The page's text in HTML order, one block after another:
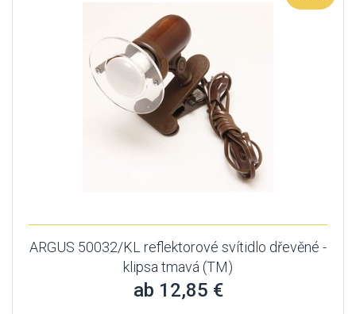
ARGUS 50032/KL reflektorové svítidlo dřevěné -
klipsa tmavá (TM)
ab 12,85 €